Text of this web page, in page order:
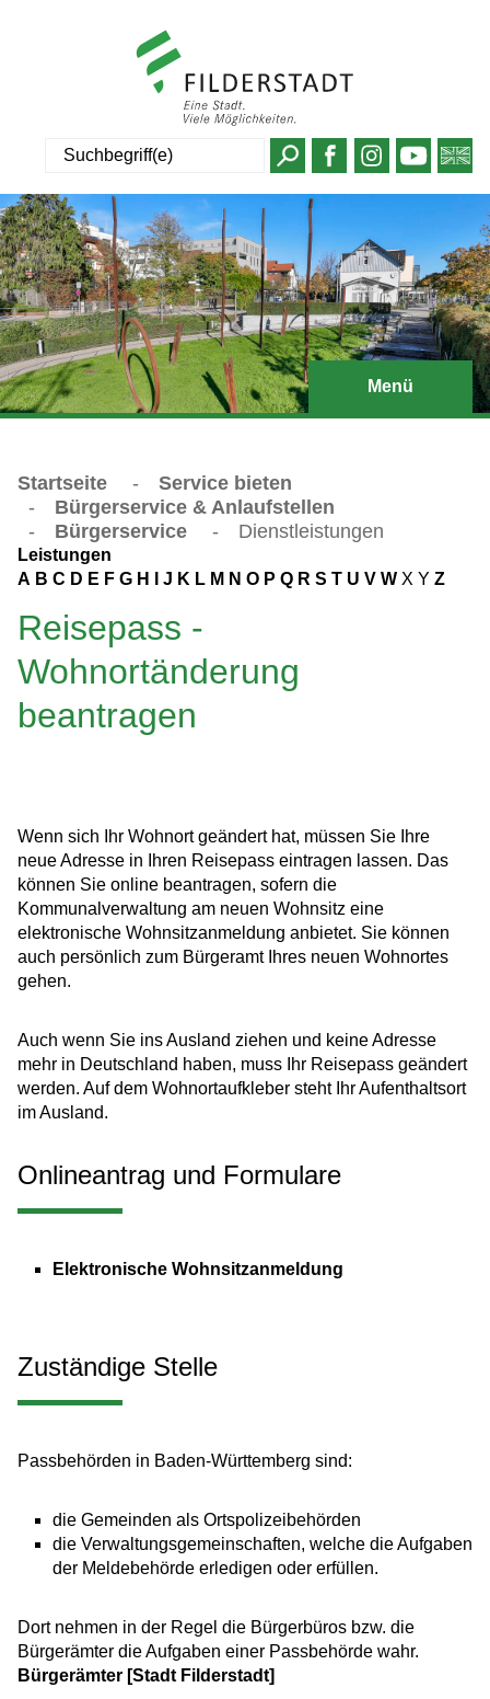
Menü
Startseite -
Service bieten
-
Bürgerservice & Anlaufstellen
-
Bürgerservice - Dienstleistungen
Leistungen
A B C D E F G H J K L M N O P Q R S T U V W X Y Z
Reisepass -
Wohnortänderung
beantragen
Wenn sich Ihr Wohnort geändert hat, müssen Sie Ihre
neue Adresse in Ihren Reisepass eintragen lassen. Das
können Sie online beantragen, sofern die
Kommunalverwaltung am neuen Wohnsitz eine
elektronische Wohnsitzanmeldung anbietet. Sie können
auch persönlich zum Bürgeramt Ihres neuen Wohnortes
gehen.
Auch wenn Sie ins Ausland ziehen und keine Adresse
mehr in Deutschland haben, muss Ihr Reisepass geändert
werden. Auf dem Wohnortaufkleber steht Ihr Aufenthaltsort
im Ausland.
Onlineantrag und Formulare
Elektronische Wohnsitzanmeldung
Zuständige Stelle
Passbehörden in Baden-Württemberg sind:
die Gemeinden als Ortspolizeibehörden
die Verwaltungsgemeinschaften, welche die Aufgaben
der Meldebehörde erledigen oder erfüllen.
Dort nehmen in der Regel die Bürgerbüros bzw. die
Bürgerämter die Aufgaben einer Passbehörde wahr.
Bürgerämter [Stadt Filderstadt]